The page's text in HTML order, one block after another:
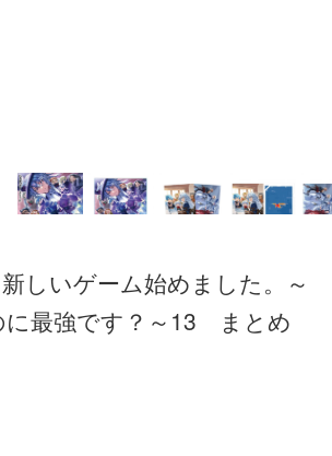
新しいゲーム始めました。～
に最強です？～13 まとめ